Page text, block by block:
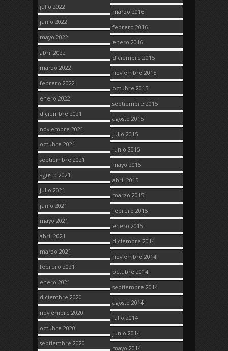
julio 2022
junio 2022
mayo 2022
abril 2022
marzo 2022
febrero 2022
enero 2022
diciembre 2021
noviembre 2021
octubre 2021
septiembre 2021
agosto 2021
julio 2021
junio 2021
mayo 2021
abril 2021
marzo 2021
febrero 2021
enero 2021
diciembre 2020
noviembre 2020
octubre 2020
septiembre 2020
marzo 2016
febrero 2016
enero 2016
diciembre 2015
noviembre 2015
octubre 2015
septiembre 2015
agosto 2015
julio 2015
junio 2015
mayo 2015
abril 2015
marzo 2015
febrero 2015
enero 2015
diciembre 2014
noviembre 2014
octubre 2014
septiembre 2014
agosto 2014
julio 2014
junio 2014
mayo 2014